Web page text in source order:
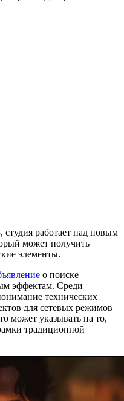
работает над новым
может получить
элементы.
о поиске
эффектам. Среди
технических
для сетевых режимов
может указывать на то,
традиционной